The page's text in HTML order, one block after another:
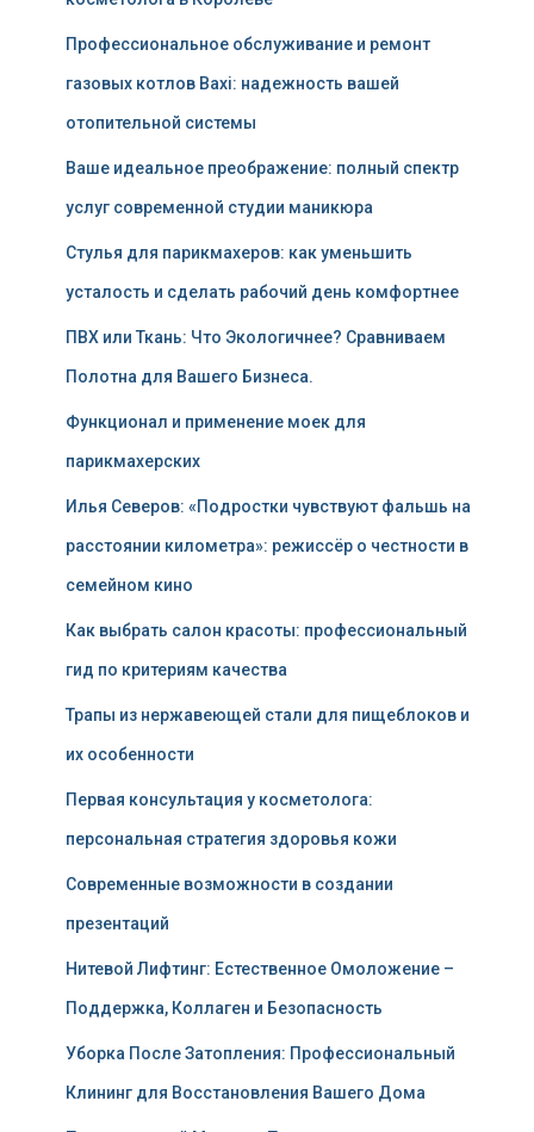
Профессиональное обслуживание и ремонт
газовых котлов Baxi: надежность вашей
отопительной системы
Ваше идеальное преображение: полный спектр
услуг современной студии маникюра
Стулья для парикмахеров: как уменьшить
усталость и сделать рабочий день комфортнее
ПВХ или Ткань: Что Экологичнее? Сравниваем
Полотна для Вашего Бизнеса.
Функционал и применение моек для
парикмахерских
Илья Северов: «Подростки чувствуют фальшь на
расстоянии километра»: режиссёр о честности в
семейном кино
Как выбрать салон красоты: профессиональный
гид по критериям качества
Трапы из нержавеющей стали для пищеблоков и
их особенности
Первая консультация у косметолога:
персональная стратегия здоровья кожи
Современные возможности в создании
презентаций
Нитевой Лифтинг: Естественное Омоложение –
Поддержка, Коллаген и Безопасность
Уборка После Затопления: Профессиональный
Клининг для Восстановления Вашего Дома